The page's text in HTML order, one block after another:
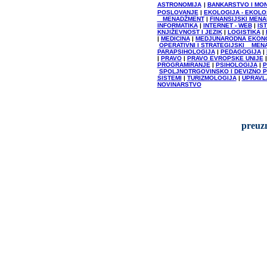
ASTRONOMIJA | BANKARSTVO I
POSLOVANJE | EKOLOGIJA -
MENADŽMENT | FINANSIJSKI
INFORMATIKA| INTERNET - WEB|
KNJIŽEVNOST I JEZIK| LOGISTIKA|
| MEDICINA| MEDJUNARODNA
OPERATIVNI I STRATEGIJSKI
PARAPSIHOLOGIJA| PEDAGOGIJA|
| PRAVO| PRAVO EVROPSKE UNIJE
PROGRAMIRANJE | PSIHOLOGIJA|
SPOLJNOTRGOVINSKO I DEVIZNO
SISTEMI| TURIZMOLOGIJA|
NOVINARSTVO